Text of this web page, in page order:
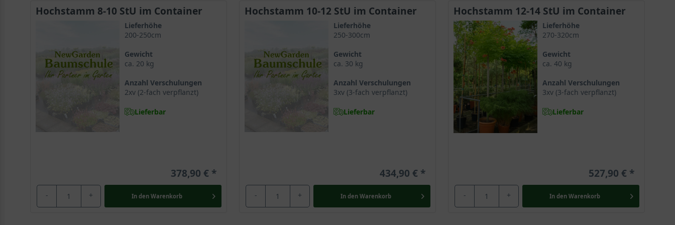
Hochstamm 8-10 StU im Container
Lieferhöhe
200-250cm
Gewicht
ca. 20 kg
Anzahl Verschulungen
2xv (2-fach verpflanzt)
Lieferbar
378,90 €
- + In den Warenkorb
Hochstamm 10-12 StU im Container
Lieferhöhe
250-300cm
Gewicht
ca. 30 kg
Anzahl Verschulungen
3xv (3-fach verpflanzt)
Lieferbar
434,90 €
- + In den Warenkorb
Hochstamm 12-14 StU im Container
Lieferhöhe
270-320cm
Gewicht
ca. 40 kg
Anzahl Verschulungen
3xv (3-fach verpflanzt)
Lieferbar
527,90 €
- + In den Warenkorb